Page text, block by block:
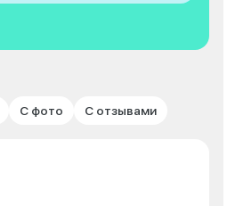
С фото С отзывами